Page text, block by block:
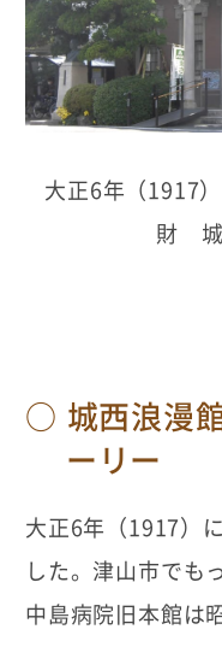
大正6年（1917
財 城
城西浪漫
ーリー
大正6年（1917）
した。津山市でも
中島病院旧本館は